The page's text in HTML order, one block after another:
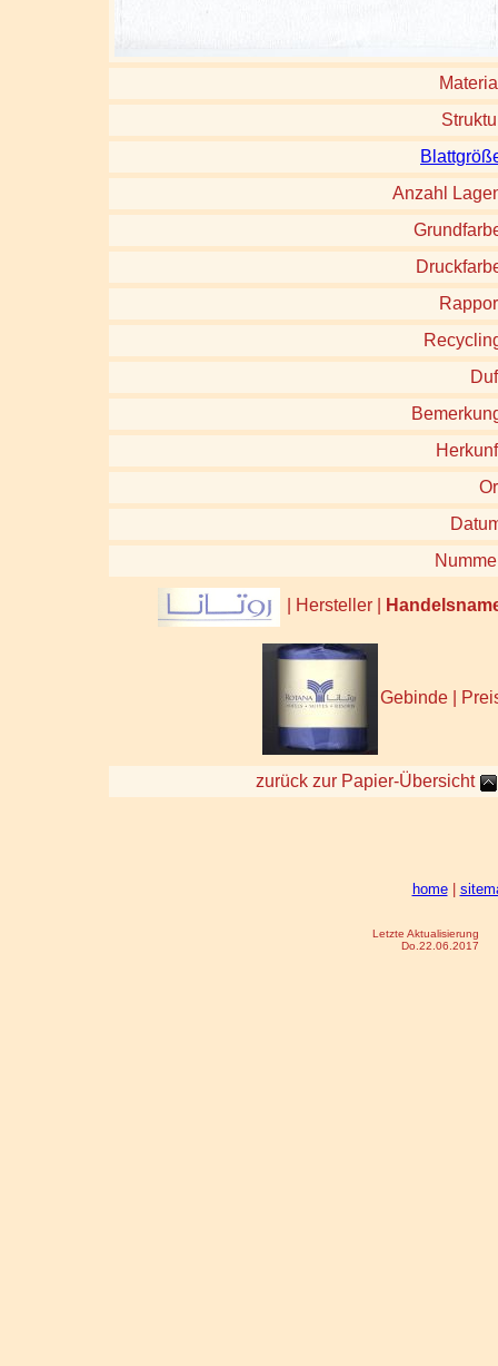
Anzahl
| Hersteller |
Gebinde |
zurück zur Papier-Übersicht
home|
Letzte Aktualisierung
Do.22.06.2017